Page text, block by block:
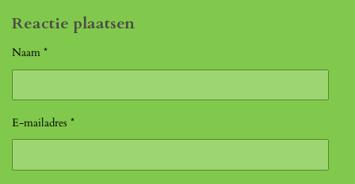
Reactie plaatsen
Naam *
E-mailadres *